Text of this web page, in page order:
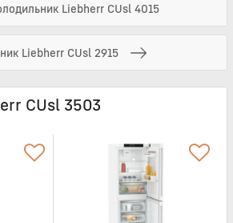
Liebherr CUsl 4015
Liebherr CUsl 2915
CUsl 3503